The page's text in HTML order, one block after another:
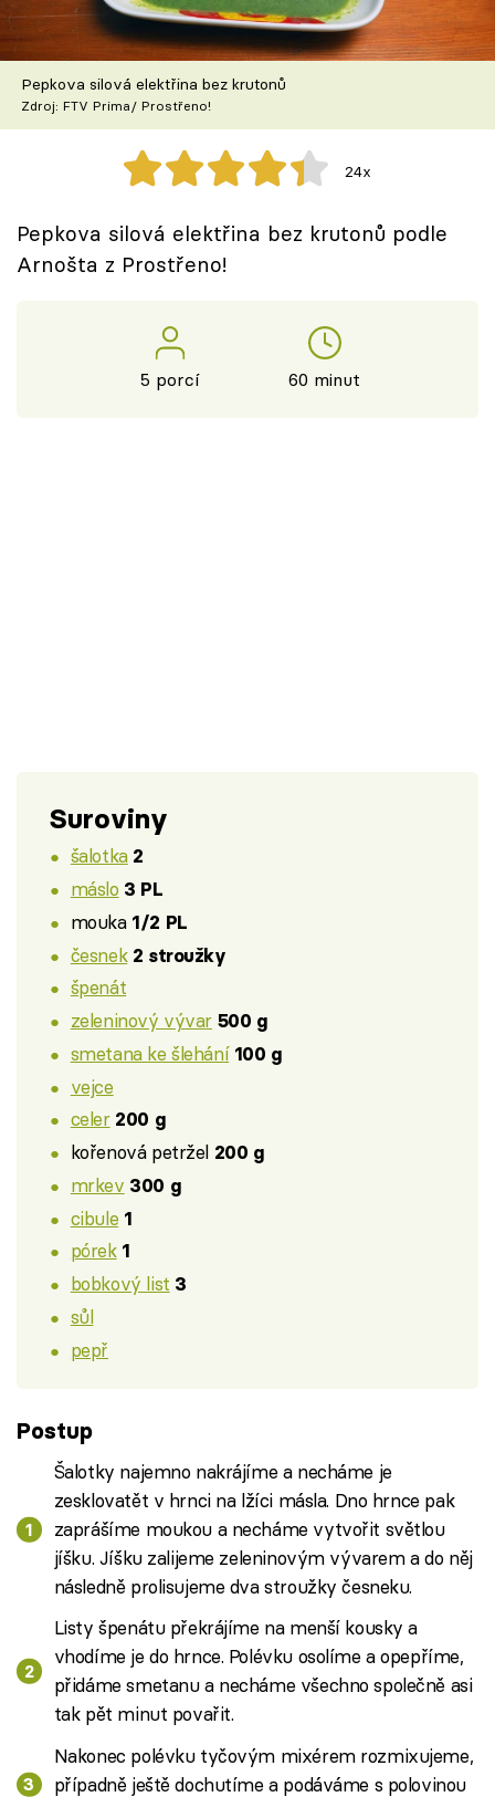
Škola vaření
Recepty z TV
Speciál: Cuketa
Těhotnej kuchař
Sledujte prima+
Pepkova silová elektřina bez krutonů
Zdroj: FTV Prima/ Prostřeno!
24x
Pepkova silová elektřina bez krutonů podle
Arnošta z Prostřeno!
5 porcí 60 minut
Suroviny
šalotka 2
máslo 3 PL
mouka 1/2 PL
česnek 2 stroužky
špenát
zeleninový vývar 500 g
smetana ke šlehání 100 g
vejce
celer 200 g
kořenová petržel 200 g
mrkev 300 g
cibule 1
pórek 1
bobkový list 3
sůl
pepř
Postup
Šalotky najemno nakrájíme a necháme je
zesklovatět v hrnci na lžíci másla. Dno hrnce pak
zaprášíme moukou a necháme vytvořit světlou
jíšku. Jíšku zalijeme zeleninovým vývarem a do něj
následně prolisujeme dva stroužky česneku.
Listy špenátu překrájíme na menší kousky a
vhodíme je do hrnce. Polévku osolíme a opepříme,
přidáme smetanu a necháme všechno společně asi
tak pět minut povařit.
Nakonec polévku tyčovým mixérem rozmixujeme,
případně ještě dochutíme a podáváme s polovinou